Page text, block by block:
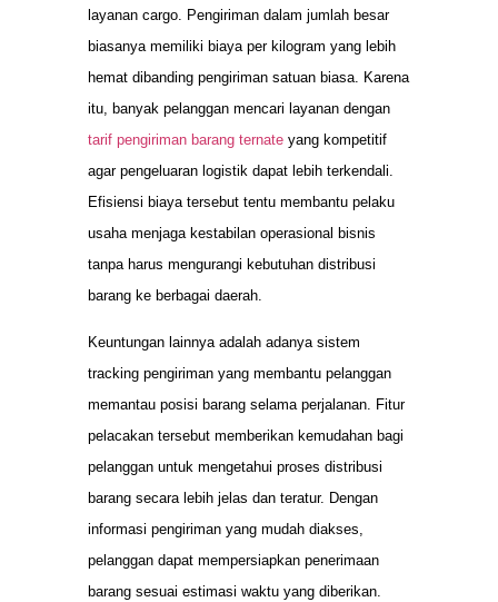
layanan cargo. Pengiriman dalam jumlah besar
biasanya memiliki biaya per kilogram yang lebih
hemat dibanding pengiriman satuan biasa. Karena
itu, banyak pelanggan mencari layanan dengan
tarif pengiriman barang ternate yang kompetitif
agar pengeluaran logistik dapat lebih terkendali.
Efisiensi biaya tersebut tentu membantu pelaku
usaha menjaga kestabilan operasional bisnis
tanpa harus mengurangi kebutuhan distribusi
barang ke berbagai daerah.
Keuntungan lainnya adalah adanya sistem
tracking pengiriman yang membantu pelanggan
memantau posisi barang selama perjalanan. Fitur
pelacakan tersebut memberikan kemudahan bagi
pelanggan untuk mengetahui proses distribusi
barang secara lebih jelas dan teratur. Dengan
informasi pengiriman yang mudah diakses,
pelanggan dapat mempersiapkan penerimaan
barang sesuai estimasi waktu yang diberikan.